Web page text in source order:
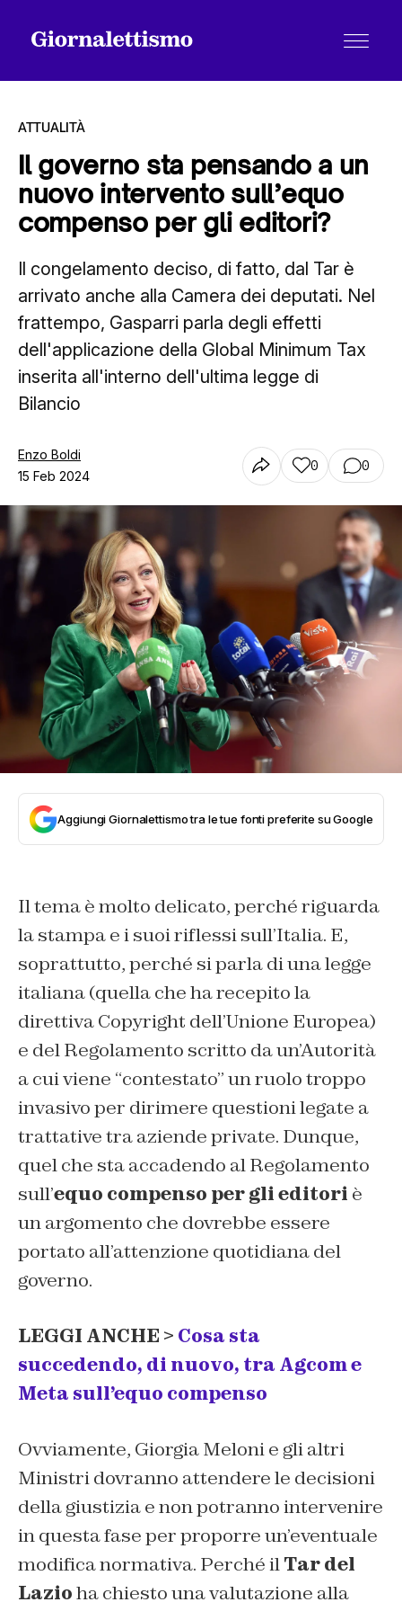
Tutti gli articoli
Chi siamo
Contatti
ATTUALITÀ
Il governo sta pensando a un
nuovo intervento sull’equo
compenso per gli editori?
Il congelamento deciso, di fatto, dal Tar è
arrivato anche alla Camera dei deputati. Nel
frattempo, Gasparri parla degli effetti
dell'applicazione della Global Minimum Tax
inserita all'interno dell'ultima legge di
Bilancio
Enzo Boldi
15 Feb 2024
0 0
Aggiungi Giornalettismo tra le tue fonti preferite su Google
Il tema è molto delicato, perché riguarda
la stampa e i suoi riflessi sull’Italia. E,
soprattutto, perché si parla di una legge
italiana (quella che ha recepito la
direttiva Copyright dell’Unione Europea)
e del Regolamento scritto da un’Autorità
a cui viene “contestato” un ruolo troppo
invasivo per dirimere questioni legate a
trattative tra aziende private. Dunque,
quel che sta accadendo al Regolamento
sull’equo compenso per gli editori è
un argomento che dovrebbe essere
portato all’attenzione quotidiana del
governo.
LEGGI ANCHE > Cosa sta
succedendo, di nuovo, tra Agcom e
Meta sull’equo compenso
Ovviamente, Giorgia Meloni e gli altri
Ministri dovranno attendere le decisioni
della giustizia e non potranno intervenire
in questa fase per proporre un’eventuale
modifica normativa. Perché ilTar del
Lazioha chiesto una valutazione alla